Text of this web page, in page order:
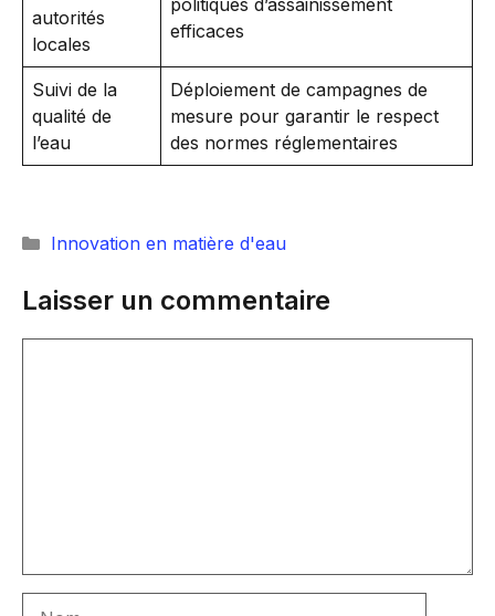
autorités
locales
efficaces
Suivi de la
qualité de
l’eau
Déploiement de campagnes de
mesure pour garantir le respect
des normes réglementaires
Catégories
Innovation en matière d'eau
Laisser un commentaire